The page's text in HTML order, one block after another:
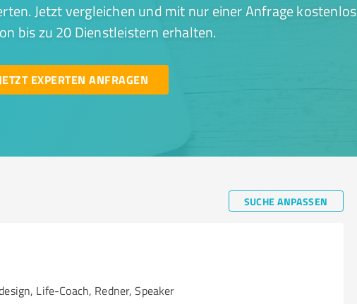
Jetzt vergleichen und mit nur einer Anfrage kostenlos
bis zu 20 Dienstleistern erhalten.
EXPERTEN ANFRAGEN
SUCHE ANPASSEN
Life-Coach, Redner, Speaker